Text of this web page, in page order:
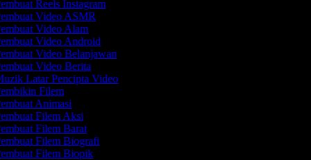
Reels Instagram
Video ASMR
Video Alam
Video Android
Video Belanjawan
Video Berita
Latar Pencipta Video
Filem
Animasi
Filem Aksi
Filem Barat
Filem Biografi
Filem Biopik